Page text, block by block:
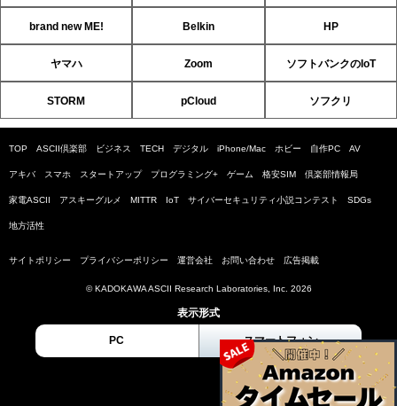
brand new ME! Belkin HP
ヤマハ Zoom ソフトバンクのIoT
STORM pCloud ソフクリ
TOP ASCII倶楽部 ビジネス TECH デジタル iPhone/Mac ホビー 自作PC AV
アキバ スマホ スタートアップ プログラミング+ ゲーム 格安SIM 倶楽部情報局
家電ASCII アスキーグルメ MITTR IoT サイバーセキュリティ小説コンテスト SDGs
地方活性
サイトポリシー プライバシーポリシー 運営会社 お問い合わせ 広告掲載
© KADOKAWA ASCII Research Laboratories, Inc. 2026
表示形式
PC スマートフォン